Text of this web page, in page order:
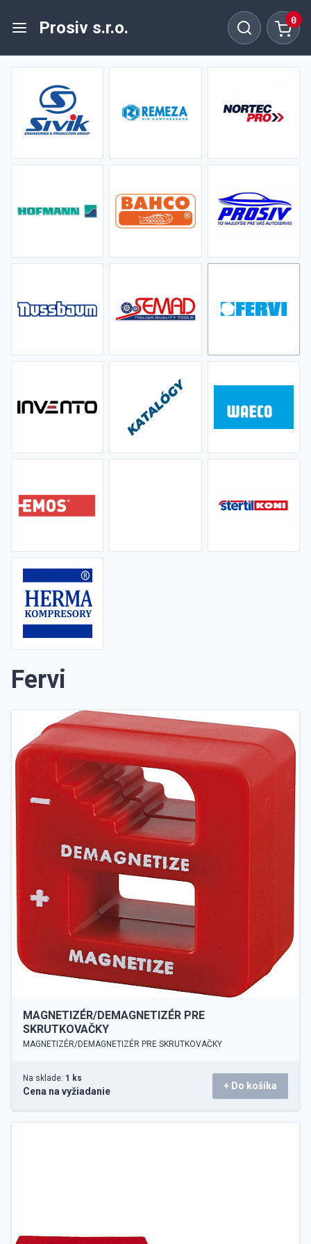
Prosiv s.r.o. 0
Fervi
MAGNETIZÉR/DEMAGNETIZÉR PRE
SKRUTKOVAČKY
MAGNETIZÉR/DEMAGNETIZÉR PRE SKRUTKOVAČKY
Na sklade: 1 ks
Cena na vyžiadanie + Do košíka